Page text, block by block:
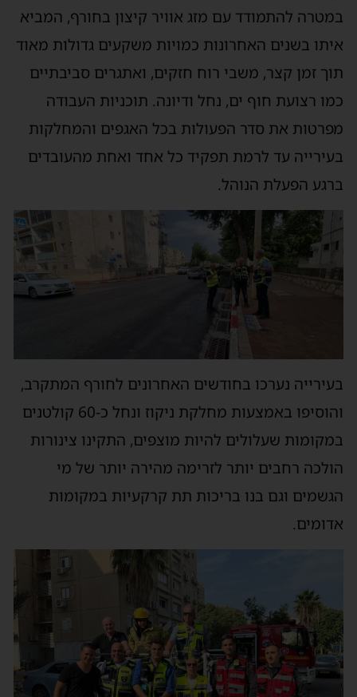
במטרה להתמודד עם מזג אוויר קיצון בחורף, המביא
איתו בשנים האחרונות כמויות משקעים גדולות מאוד
תוך זמן קצר, משבי רוח חזקים, ואתגרים סביבתיים
כמו רצועת חוף ים, נחל ודיונה. תוכניות העבודה
מפרטות את סדר הפעולות בכל האגפים והמחלקות
בעירייה עד לרמת תפקיד כל אחד ואחת מהעובדים
ברגע הפעלת הנוהל.
בעירייה נערכו בחודשים האחרונים לחורף המתקרב,
והוסיפו באמצעות מחלקת ניקוז ונחל כ-60 קולטנים
במקומות שעלולים להיות מוצפים, התקינו צינורות
הולכה רחבים יותר לזרימה מהירה יותר של מי
הגשמים וגם בנו בריכות תת קרקעיות במקומות
אדומים.